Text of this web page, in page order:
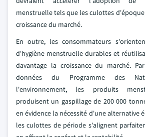
menstruelle tels que les culottes
croissance du marché.
En outre, les consommateurs
d'hygiène menstruelle durables et
davantage la croissance du marché.
données du Programme des
l'environnement, les produits
produisent un gaspillage de 200 000
en évidence la nécessité d'une alternative
les culottes de période s'alignent